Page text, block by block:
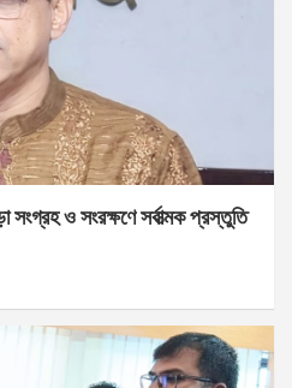
ও সংরক্ষণে সর্বাত্মক প্রস্তুতি